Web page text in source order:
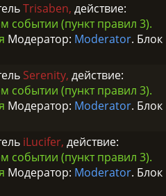
Trisaben, действие:
событии (пункт правил 3).
Модератор: Moderator. Блок
Serenity, действие:
событии (пункт правил 3).
Модератор: Moderator. Блок
iLucifer, действие:
событии (пункт правил 3).
Модератор: Moderator. Блок